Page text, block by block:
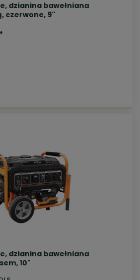
dzianina bawełniana
czerwone, 9"
dzianina bawełniana
10"